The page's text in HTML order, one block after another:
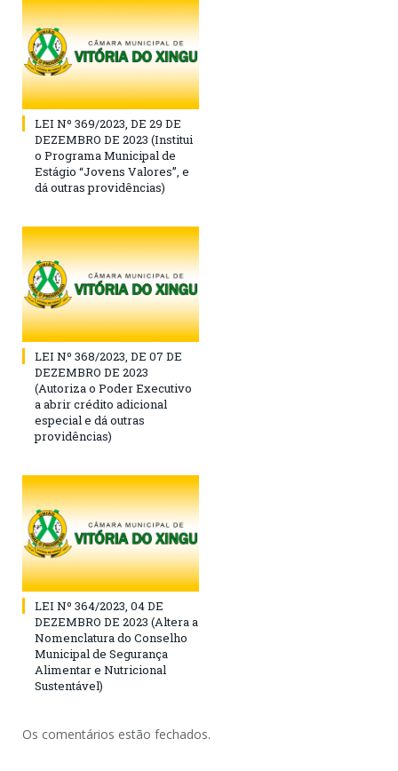
LEI Nº 369/2023, DE 29 DE
DEZEMBRO DE 2023 (Institui
o Programa Municipal de
Estágio “Jovens Valores”, e
dá outras providências)
LEI Nº 368/2023, DE 07 DE
DEZEMBRO DE 2023
(Autoriza o Poder Executivo
a abrir crédito adicional
especial e dá outras
providências)
LEI Nº 364/2023, 04 DE
DEZEMBRO DE 2023 (Altera a
Nomenclatura do Conselho
Municipal de Segurança
Alimentar e Nutricional
Sustentável)
Os comentários estão fechados.